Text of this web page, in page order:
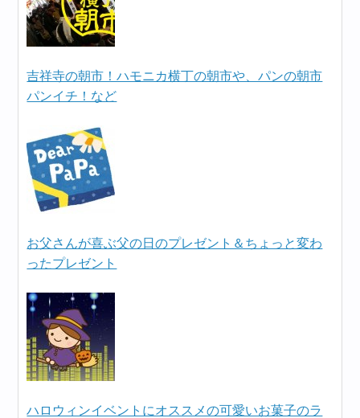
吉祥寺の朝市！ハモニカ横丁の朝市や、パンの朝市
パンイチ！など
お父さんが喜ぶ父の日のプレゼント＆ちょっと変わ
ったプレゼント
ハロウィンイベントにオススメの可愛いお菓子のラ